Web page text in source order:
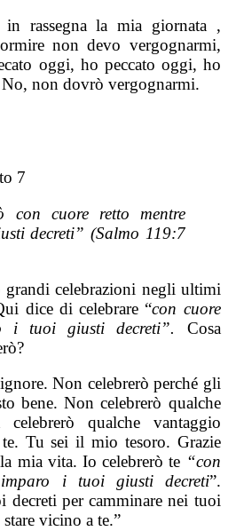
in rassegna la mia giornata ,
non devo vergognarmi,
oggi, ho peccato oggi, ho
non dovrò vergognarmi.
7
con cuore retto mentre
decreti” (Salmo 119:7
grandi celebrazioni negli ultimi
dice di celebrare “con cuore
i tuoi giusti decreti”.
Cosa
Non celebrerò perché gli
bene. Non celebrerò qualche
qualche vantaggio
Tu sei il mio tesoro. Grazie
mia vita. Io celebrerò te “con
i tuoi giusti decreti”.
decreti per camminare nei tuoi
vicino a te.”